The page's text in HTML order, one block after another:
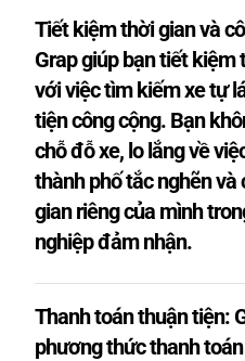
Tiết kiệm thời gian và
Grap giúp bạn tiết kiệm
với việc tìm kiếm xe tự
tiện công cộng. Bạn
chỗ đỗ xe, lo lắng về
thành phố tắc nghẽn
gian riêng của mình
nghiệp đảm nhận.
Thanh toán thuận tiện:
phương thức thanh